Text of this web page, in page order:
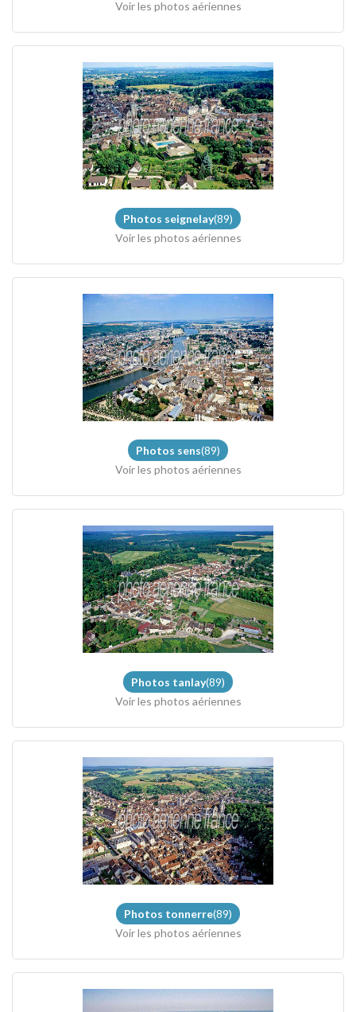
Voir les photos aériennes
Photos seignelay(89)
Voir les photos aériennes
Photos sens(89)
Voir les photos aériennes
Photos tanlay(89)
Voir les photos aériennes
Photos tonnerre(89)
Voir les photos aériennes